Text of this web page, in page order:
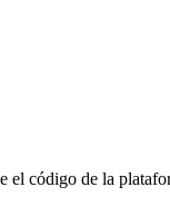
el código de la